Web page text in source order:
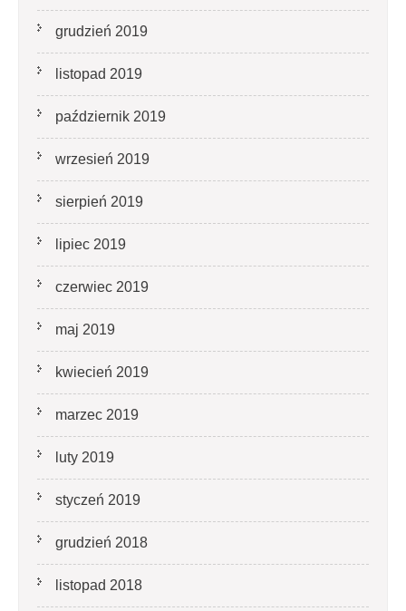
grudzień 2019
listopad 2019
październik 2019
wrzesień 2019
sierpień 2019
lipiec 2019
czerwiec 2019
maj 2019
kwiecień 2019
marzec 2019
luty 2019
styczeń 2019
grudzień 2018
listopad 2018